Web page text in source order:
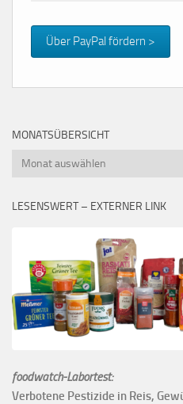
Über PayPal fördern >
MONATSÜBERSICHT
Monatsübersicht
LESENSWERT – EXTERNER LINK
foodwatch-Labortest:
Verbotene Pestizide in Reis,